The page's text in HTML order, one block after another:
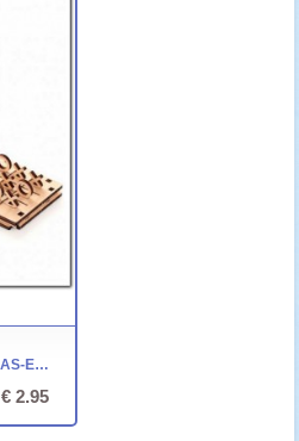
MR. PLAYWOOD BOTER-KAAS-EN-EIEREN (2)
€ 2.95